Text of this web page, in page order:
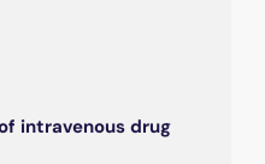
intravenous drug